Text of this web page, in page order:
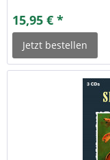
15,95 € *
Jetzt bestellen